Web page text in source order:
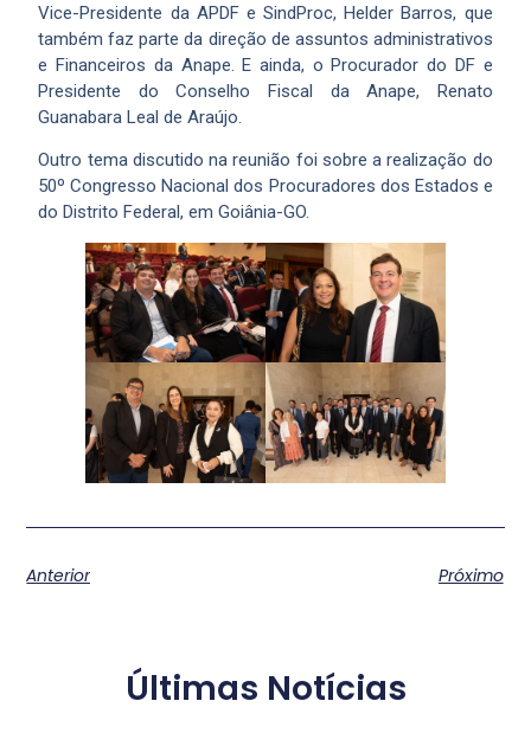
Vice-Presidente da APDF e SindProc, Helder Barros, que
também faz parte da direção de assuntos administrativos
e Financeiros da Anape. E ainda, o Procurador do DF e
Presidente do Conselho Fiscal da Anape, Renato
Guanabara Leal de Araújo.
Outro tema discutido na reunião foi sobre a realização do
50º Congresso Nacional dos Procuradores dos Estados e
do Distrito Federal, em Goiânia-GO.
Anterior Próximo
Últimas Notícias